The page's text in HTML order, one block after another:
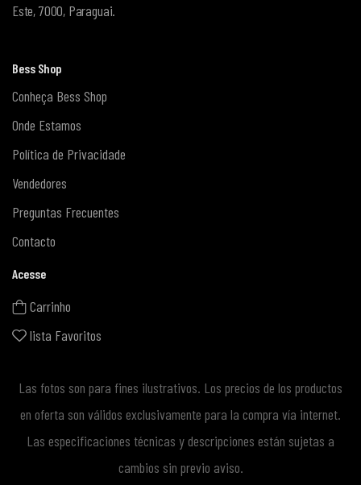
Este, 7000, Paraguai.
Bess Shop
Conheça Bess Shop
Onde Estamos
Política de Privacidade
Vendedores
Preguntas Frecuentes
Contacto
Acesse
Carrinho
lista Favoritos
Las fotos son para fines ilustrativos. Los precios de los productos
en oferta son válidos exclusivamente para la compra vía internet.
Las especificaciones técnicas y descripciones están sujetas a
cambios sin previo aviso.